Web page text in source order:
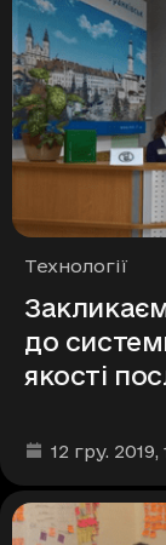
Рубрики
Технології
до
якості
Дата та час
12 гру. 2019,